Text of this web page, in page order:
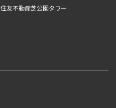
住友不動産芝公園タワー